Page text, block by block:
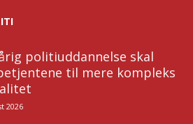
politiuddannelse skal
til mere kompleks
2026